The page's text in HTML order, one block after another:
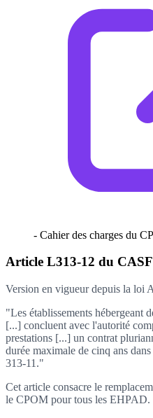
- Cahier des charges du
Article L313-12 du
Version en vigueur depuis la loi
"Les établissements hébergeant
[...] concluent avec l'autorité
prestations [...] un contrat
durée maximale de cinq ans
313-11."
Cet article consacre le
le CPOM pour tous les EHPAD.